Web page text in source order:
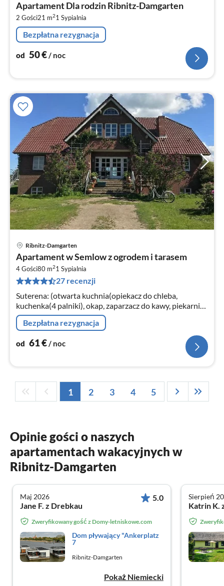
Apartament Dla rodzin Ribnitz-Damgarten
2 Gości21 m21 Sypialnia
Bezpłatna rezygnacja
od 50€/ noc
Ribnitz-Damgarten
Apartament w Semlow z ogrodem i tarasem
4 Gości80 m21 Sypialnia
27 recenzji
Suterena: (otwarta kuchnia(opiekacz do chleba,
kuchenka(4 palniki), okap, zaparzacz do kawy, piekarnik,
kuchenka mikrofalowa, lodówka(+ zamrazarka))
Bezpłatna rezygnacja
od 61€/ noc
1 2 3 4 5
Opinie gości o naszych
apartamentach wakacyjnych w
Ribnitz-Damgarten
Maj 2026
Jane F. z Drebkau
5.0
Zweryfikowany gość z Domy-letniskowe.com
Dom pływający "Ankerplatz
7
Ribnitz-Damgarten
Pokaż Niemiecki
Sierpień
Katrin K.